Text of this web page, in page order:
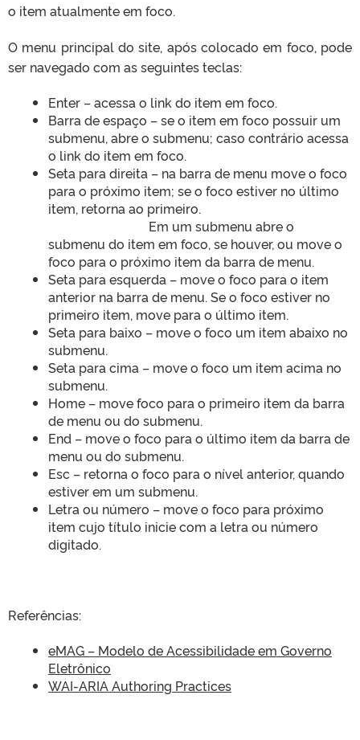
o item atualmente em foco.
O menu principal do site, após colocado em foco, pode
ser navegado com as seguintes teclas:
Enter – acessa o link do item em foco.
Barra de espaço – se o item em foco possuir um
submenu, abre o submenu; caso contrário acessa
o link do item em foco.
Seta para direita – na barra de menu move o foco
para o próximo item; se o foco estiver no último
item, retorna ao primeiro.
Em um submenu abre o
submenu do item em foco, se houver, ou move o
foco para o próximo item da barra de menu.
Seta para esquerda – move o foco para o item
anterior na barra de menu. Se o foco estiver no
primeiro item, move para o último item.
Seta para baixo – move o foco um item abaixo no
submenu.
Seta para cima – move o foco um item acima no
submenu.
Home – move foco para o primeiro item da barra
de menu ou do submenu.
End – move o foco para o último item da barra de
menu ou do submenu.
Esc – retorna o foco para o nível anterior, quando
estiver em um submenu.
Letra ou número – move o foco para próximo
item cujo título inicie com a letra ou número
digitado.
Referências:
eMAG – Modelo de Acessibilidade em Governo
Eletrônico
WAI-ARIA Authoring Practices